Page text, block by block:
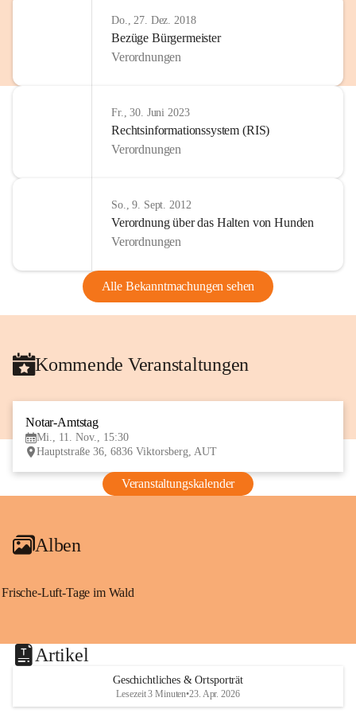
Do., 27. Dez. 2018
Bezüge Bürgermeister
Verordnungen
Fr., 30. Juni 2023
Rechtsinformationssystem (RIS)
Verordnungen
So., 9. Sept. 2012
Verordnung über das Halten von Hunden
Verordnungen
Alle Bekanntmachungen sehen
Kommende Veranstaltungen
Notar-Amtstag
Mi., 11. Nov., 15:30
Hauptstraße 36, 6836 Viktorsberg, AUT
Veranstaltungskalender
Alben
Frische-Luft-Tage im Wald
Artikel
Geschichtliches & Ortsporträt
Lesezeit 3 Minuten•23. Apr. 2026